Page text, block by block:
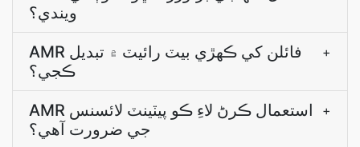
ويندي؟
AMR فائلن کي ڪھڙي بيٽ رائيٽ ۾ تبديل
ڪجي؟
+
AMR استعمال ڪرڻ لاءِ ڪو پيٽينٽ لائسنس
جي ضرورت آھي؟
+